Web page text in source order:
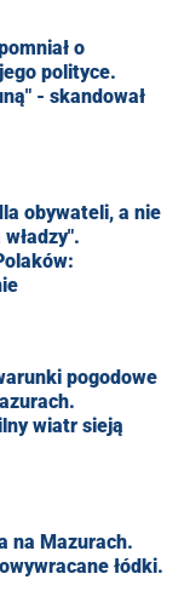
o
polityce.
- skandował
obywateli, a nie
pogodowe
wiatr sieją
na Mazurach.
łódki.